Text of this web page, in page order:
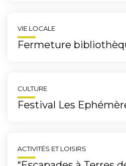
VIE LOCALE
Fermeture
CULTURE
Festival Les
ACTIVITÉS ET LOISIRS